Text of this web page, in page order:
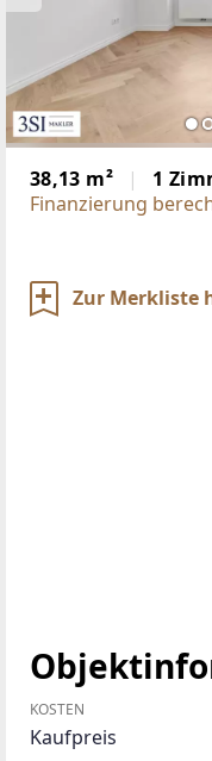
38,13 m² 1
Finanzierung
Zur Merkliste
KOSTEN
Kaufpreis